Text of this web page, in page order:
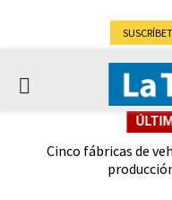
PRIMARY
Cinco fábricas de